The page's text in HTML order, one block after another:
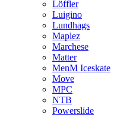
Löffler
Luigino
Lundhags
Maplez
Marchese
Matter
MenM Iceskate
Move
MPC
NTB
Powerslide